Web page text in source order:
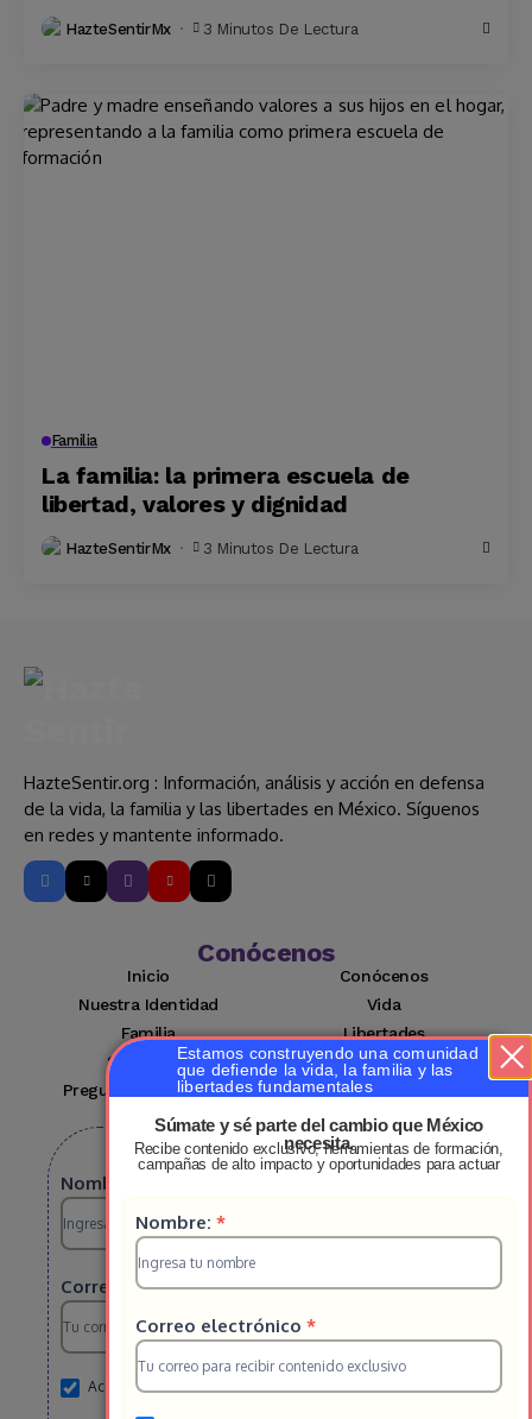
HazteSentirMx 3 Minutos De Lectura
Familia
La familia: la primera escuela de
libertad, valores y dignidad
HazteSentirMx 3 Minutos De Lectura
HazteSentir.org : Información, análisis y acción en defensa
de la vida, la familia y las libertades en México. Síguenos
en redes y mantente informado.
Conócenos
Inicio
Conócenos
Nuestra Identidad
Vida
Familia
Libertades
Suscríbete
Mi cuenta
Preguntas Frecuentes
Contacto
Suscribete a nuestro boletin
Suscripcion
HS
2025
Nombre:
Correo electrónico*
Acepto el aviso de privacidad
Estamos construyendo una comunidad
que defiende la vida, la familia y las
libertades fundamentales
Súmate y sé parte del cambio que México
necesita.
Recibe contenido exclusivo, herramientas de formación,
campañas de alto impacto y oportunidades para actuar
Suscripcion
HS
2025
Nombre: *
Correo electrónico *